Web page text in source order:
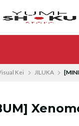
Kei JILUKA